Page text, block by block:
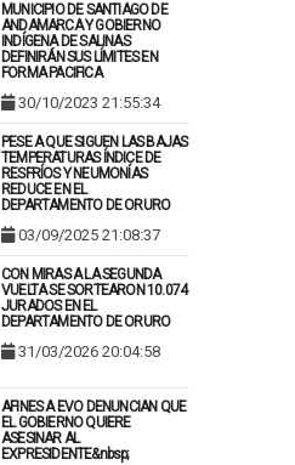
MUNICIPIO DE SANTIAGO DE
ANDAMARCA Y GOBIERNO
INDÍGENA DE SALINAS
DEFINIRÁN SUS LÍMITES EN
FORMA PACIFICA
30/10/2023 21:55:34
PESE A QUE SIGUEN LAS BAJAS
TEMPERATURAS ÍNDICE DE
RESFRÍOS Y NEUMONÍAS
REDUCE EN EL
DEPARTAMENTO DE ORURO
03/09/2025 21:08:37
CON MIRAS A LA SEGUNDA
VUELTA SE SORTEARON 10.074
JURADOS EN EL
DEPARTAMENTO DE ORURO
31/03/2026 20:04:58
AFINES A EVO DENUNCIAN QUE
EL GOBIERNO QUIERE
ASESINAR AL
EXPRESIDENTE&nbsp;